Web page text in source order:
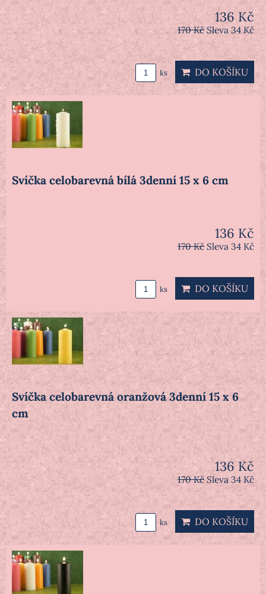
136 Kč
170 Kč Sleva 34 Kč
ks DO KOŠÍKU
Svíčka celobarevná bílá 3denní 15 x 6 cm
136 Kč
170 Kč Sleva 34 Kč
ks DO KOŠÍKU
Svíčka celobarevná oranžová 3denní 15 x 6
cm
136 Kč
170 Kč Sleva 34 Kč
ks DO KOŠÍKU